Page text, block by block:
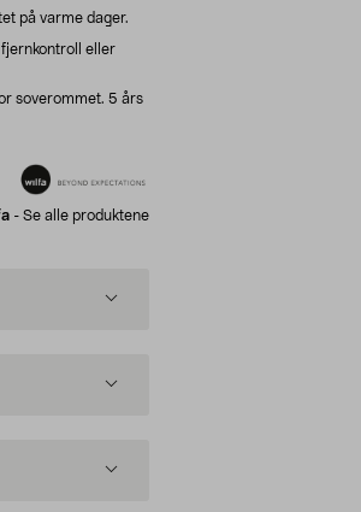
på varme dager.
eller
soverommet. 5 års
- Se alle produktene